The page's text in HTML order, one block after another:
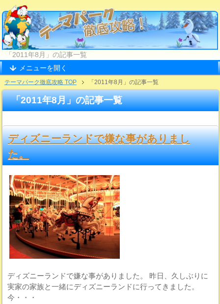
「2011年8月」の記事一覧
メニューを開く
テーマパーク徹底攻略 TOP 「2011年8月」の記事一覧
「2011年8月」の記事一覧
ディズニーランドで嫌な事がありまし
た。
ディズニーランドで嫌な事がありました。 昨日、久しぶりに
実家の家族と一緒にディズニーランドに行ってきました。
今・・・